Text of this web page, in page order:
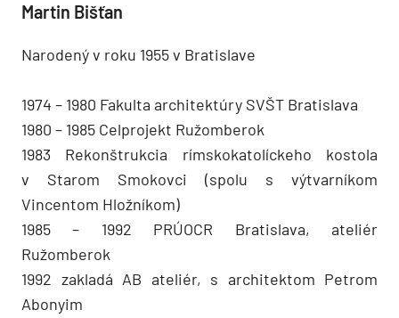
Martin Bišťan
Narodený v roku 1955 v Bratislave
1974 – 1980 Fakulta architektúry SVŠT Bratislava
1980 – 1985 Celprojekt Ružomberok
1983 Rekonštrukcia rímskokatolíckeho kostola
v Starom Smokovci (spolu s výtvarníkom
Vincentom Hložníkom)
1985 – 1992 PRÚOCR Bratislava, ateliér
Ružomberok
1992 zakladá AB ateliér, s architektom Petrom
Abonyim